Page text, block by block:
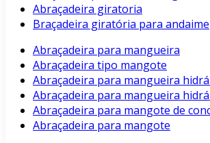
Abraçadeira giratoria
Braçadeira giratória para andaime
Abraçadeira para mangueira
Abraçadeira tipo mangote
Abraçadeira para mangueira
Abraçadeira para mangueira
Abraçadeira para mangote de
Abraçadeira para mangote